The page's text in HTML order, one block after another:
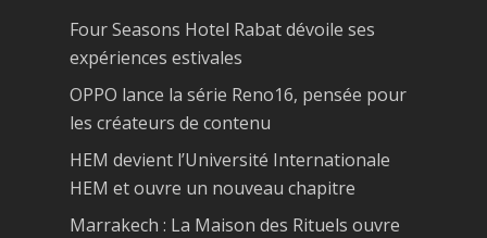
Four Seasons Hotel Rabat dévoile ses
expériences estivales
OPPO lance la série Reno16, pensée pour
les créateurs de contenu
HEM devient l’Université Internationale
HEM et ouvre un nouveau chapitre
Marrakech : La Maison des Rituels ouvre